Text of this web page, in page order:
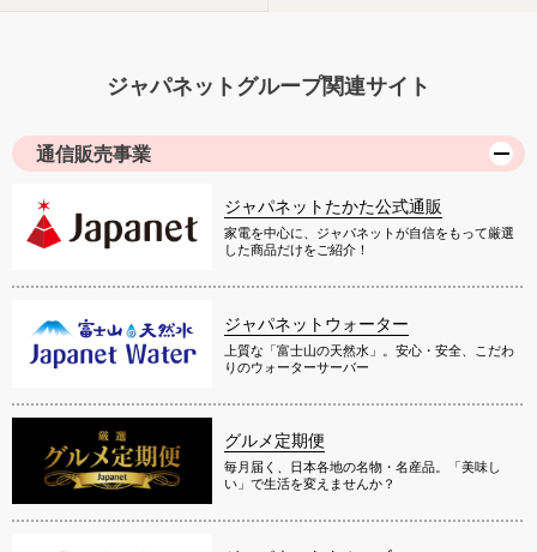
ジャパネットグループ関連サイト
通信販売事業
ジャパネットたかた公式通販
家電を中心に、ジャパネットが自信をもって厳選
した商品だけをご紹介！
ジャパネットウォーター
上質な「富士山の天然水」。安心・安全、こだわ
りのウォーターサーバー
グルメ定期便
毎月届く、日本各地の名物・名産品。「美味し
い」で生活を変えませんか？